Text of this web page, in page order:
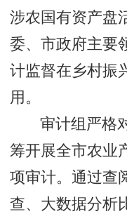
涉农国有资产盘
委、市政府主要
计监督在乡村振
用。
审计组严格
筹开展全市农业
项审计。通过查
查、大数据分析